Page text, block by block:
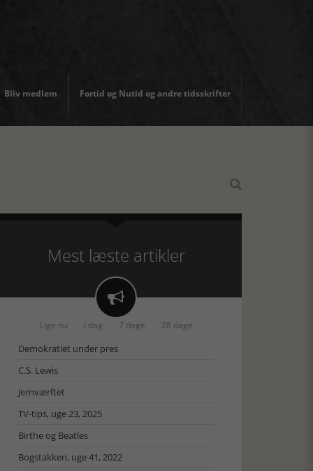
Bliv medlem Fortid og Nutid og andre tidsskrifter

Mest læste artikler

Lige nu I dag 7 dage 28 dage
Demokratiet under pres
C.S. Lewis
Jernværftet
TV-tips, uge 23, 2025
Birthe og Beatles
Bogstakken, uge 41, 2022